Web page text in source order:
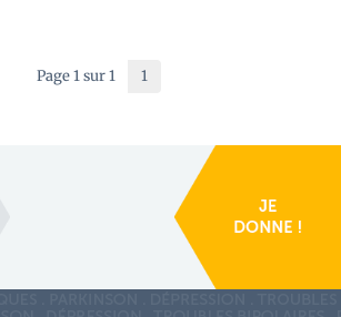
Page 1 sur 1 1